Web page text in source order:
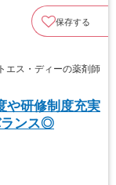
保存する
ス・ディーの薬剤師
や研修制度充実
ランス◎